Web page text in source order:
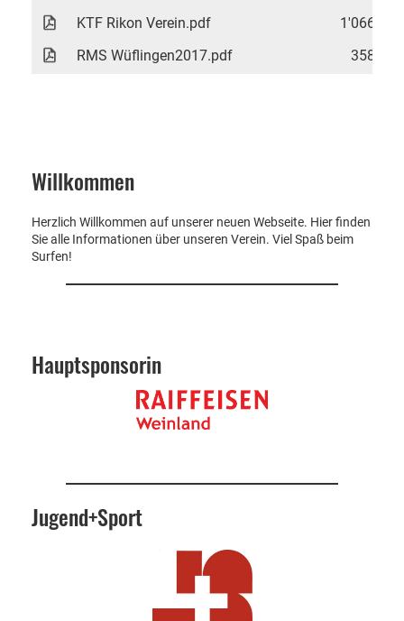
KTF Rikon Verein.pdf
1'066 KB
RMS Wüflingen2017.pdf
358 KB
Willkommen
Herzlich Willkommen auf unserer neuen Webseite. Hier finden
Sie alle Informationen über unseren Verein. Viel Spaß beim
Surfen!
Hauptsponsorin
Jugend+Sport